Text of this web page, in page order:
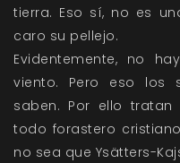
tierra. Eso sí, no es
caro su pellejo.
Evidentemente, no
viento. Pero eso los
saben. Por ello tratan
todo forastero
no sea que Ysätters-